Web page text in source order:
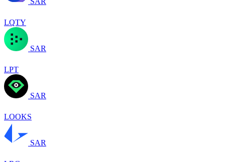
LQTY
SAR
LPT
SAR
LOOKS
SAR